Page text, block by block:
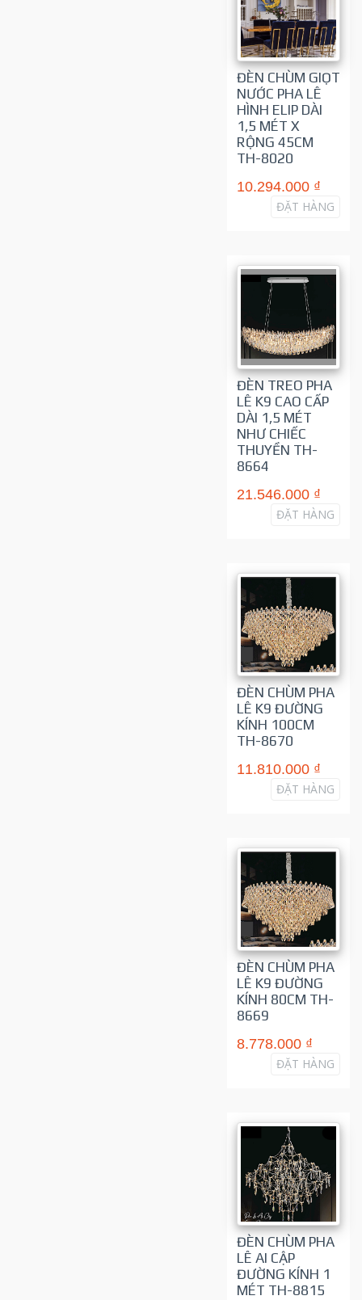
ĐÈN CHÙM GIỌT
NƯỚC PHA LÊ
HÌNH ELIP DÀI
1,5 MÉT X
RỘNG 45CM
TH-8020
10.294.000 ₫
ĐẶT HÀNG
ĐÈN TREO PHA
LÊ K9 CAO CẤP
DÀI 1,5 MÉT
NHƯ CHIẾC
THUYỀN TH-
8664
21.546.000 ₫
ĐẶT HÀNG
ĐÈN CHÙM PHA
LÊ K9 ĐƯỜNG
KÍNH 100CM
TH-8670
11.810.000 ₫
ĐẶT HÀNG
ĐÈN CHÙM PHA
LÊ K9 ĐƯỜNG
KÍNH 80CM TH-
8669
8.778.000 ₫
ĐẶT HÀNG
ĐÈN CHÙM PHA
LÊ AI CẬP
ĐƯỜNG KÍNH 1
MÉT TH-8815